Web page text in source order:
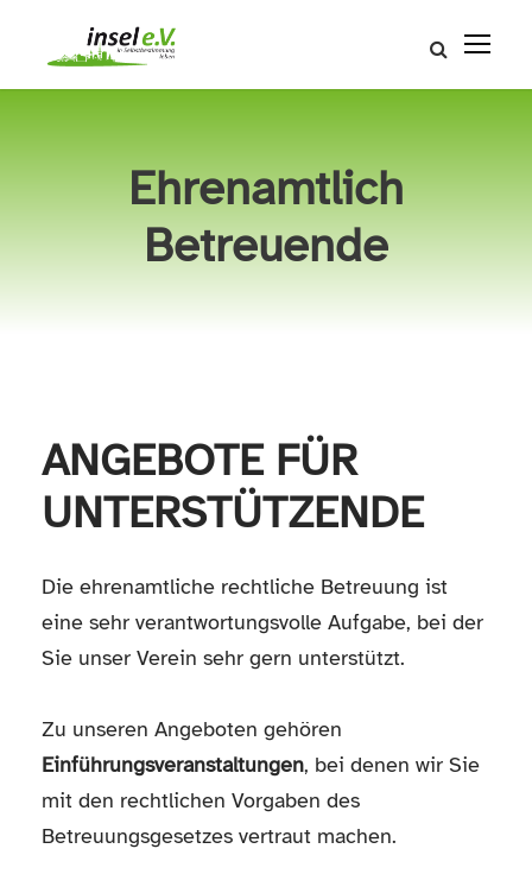
Ehrenamtlich
Betreuende
ANGEBOTE FÜR
UNTERSTÜTZENDE
Die ehrenamtliche rechtliche Betreuung ist
eine sehr verantwortungsvolle Aufgabe, bei der
Sie unser Verein sehr gern unterstützt.
Zu unseren Angeboten gehören
Einführungsveranstaltungen, bei denen wir Sie
mit den rechtlichen Vorgaben des
Betreuungsgesetzes vertraut machen.